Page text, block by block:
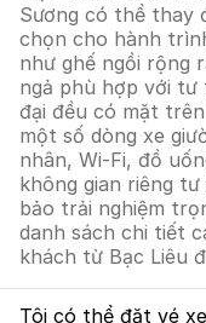
Sương có thể thay
chọn cho hành
như ghế ngồi rộng
ngả phù hợp với tư
đại đều có mặt
một số dòng xe
nhân, Wi-Fi, đồ
không gian riêng
bảo trải nghiệm
danh sách chi tiết
khách từ Bạc Liêu
Tôi có thể đặt vé